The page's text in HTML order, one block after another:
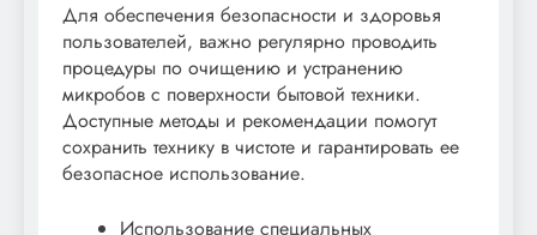
Для обеспечения безопасности и здоровья
пользователей, важно регулярно проводить
процедуры по очищению и устранению
микробов с поверхности бытовой техники.
Доступные методы и рекомендации помогут
сохранить технику в чистоте и гарантировать ее
безопасное использование.
Использование специальных